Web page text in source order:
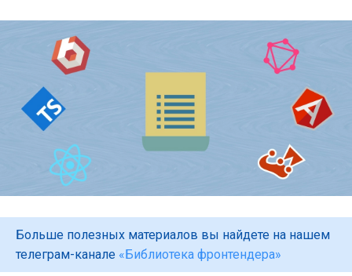
Больше полезных материалов вы найдете на нашем
телеграм-канале «Библиотека фронтендера»